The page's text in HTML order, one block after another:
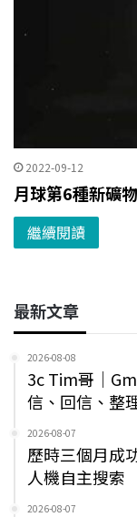
2022-09-12
月球第6種新礦
繼續閱讀
最新文章
2026-08-08
3c Tim哥｜
信、回信、整
2026-08-07
歷時三個月成
人機自主搜索
2026-08-07